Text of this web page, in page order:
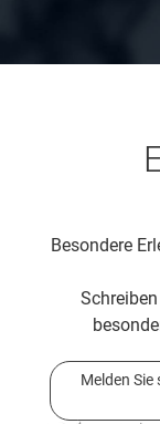
Besondere
Melden